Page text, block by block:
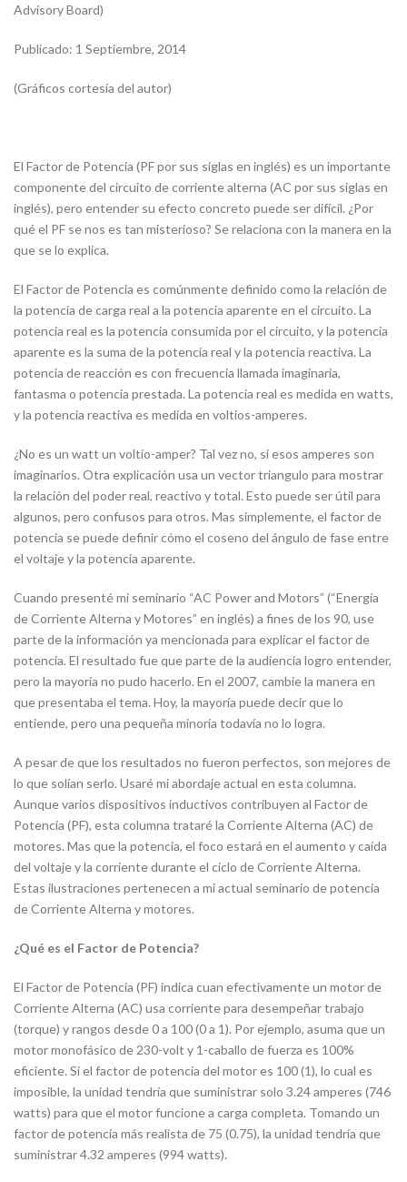
Advisory Board)
Publicado: 1 Septiembre, 2014
(Gráficos cortesía del autor)
El Factor de Potencia (PF por sus siglas en inglés) es un importante
componente del circuito de corriente alterna (AC por sus siglas en
inglés), pero entender su efecto concreto puede ser difícil. ¿Por
qué el PF se nos es tan misterioso? Se relaciona con la manera en la
que se lo explica.
El Factor de Potencia es comúnmente definido como la relación de
la potencia de carga real a la potencia aparente en el circuito. La
potencia real es la potencia consumida por el circuito, y la potencia
aparente es la suma de la potencia real y la potencia reactiva. La
potencia de reacción es con frecuencia llamada imaginaria,
fantasma o potencia prestada. La potencia real es medida en watts,
y la potencia reactiva es medida en voltios-amperes.
¿No es un watt un voltio-amper? Tal vez no, si esos amperes son
imaginarios. Otra explicación usa un vector triangulo para mostrar
la relación del poder real, reactivo y total. Esto puede ser útil para
algunos, pero confusos para otros. Mas simplemente, el factor de
potencia se puede definir cómo el coseno del ángulo de fase entre
el voltaje y la potencia aparente.
Cuando presenté mi seminario “AC Power and Motors” (“Energía
de Corriente Alterna y Motores” en inglés) a fines de los 90, use
parte de la información ya mencionada para explicar el factor de
potencia. El resultado fue que parte de la audiencia logro entender,
pero la mayoría no pudo hacerlo. En el 2007, cambie la manera en
que presentaba el tema. Hoy, la mayoría puede decir que lo
entiende, pero una pequeña minoría todavía no lo logra.
A pesar de que los resultados no fueron perfectos, son mejores de
lo que solían serlo. Usaré mi abordaje actual en esta columna.
Aunque varios dispositivos inductivos contribuyen al Factor de
Potencia (PF), esta columna trataré la Corriente Alterna (AC) de
motores. Mas que la potencia, el foco estará en el aumento y caída
del voltaje y la corriente durante el ciclo de Corriente Alterna.
Estas ilustraciones pertenecen a mi actual seminario de potencia
de Corriente Alterna y motores.
¿Qué es el Factor de Potencia?
El Factor de Potencia (PF) indica cuan efectivamente un motor de
Corriente Alterna (AC) usa corriente para desempeñar trabajo
(torque) y rangos desde 0 a 100 (0 a 1). Por ejemplo, asuma que un
motor monofásico de 230-volt y 1-caballo de fuerza es 100%
eficiente. Si el factor de potencia del motor es 100 (1), lo cual es
imposible, la unidad tendría que suministrar solo 3.24 amperes (746
watts) para que el motor funcione a carga completa. Tomando un
factor de potencia más realista de 75 (0.75), la unidad tendría que
suministrar 4.32 amperes (994 watts).